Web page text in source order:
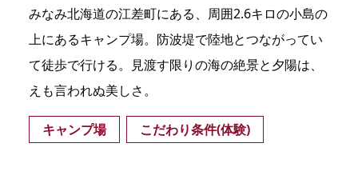
みなみ北海道の江差町にある、周囲2.6キロの小島の
上にあるキャンプ場。防波堤で陸地とつながってい
て徒歩で行ける。見渡す限りの海の絶景と夕陽は、
えも言われぬ美しさ。
キャンプ場 こだわり条件(体験)